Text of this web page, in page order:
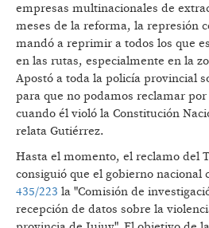
empresas multinacionales de
meses de la reforma, la represión
mandó a reprimir a todos los que
en las rutas, especialmente en la
Apostó a toda la policía provincial
para que no podamos reclamar
cuando él violó la Constitución
relata Gutiérrez.
Hasta el momento, el reclamo del
consiguió que el gobierno nacional
435/223 la "Comisión de
recepción de datos sobre la